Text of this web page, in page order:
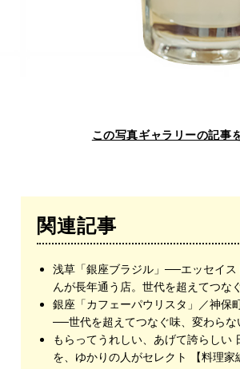
この写真ギャラリーの記事
関連記事
浅草「銀座ブラジル」──エッセイス
んが長年通う店。世代を超えてつな
雰囲気に安らぐ名店
銀座「カフェーパウリスタ」／神保
──世代を超えてつなぐ味、変わらな
ぐ老舗喫茶店
もらってうれしい、あげて誇らしい
を、ゆかりの人がセレクト 【料理家